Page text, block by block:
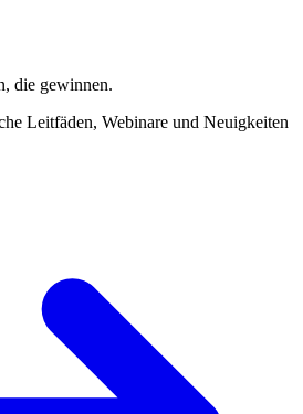
die gewinnen.
Leitfäden, Webinare und Neuigkeiten